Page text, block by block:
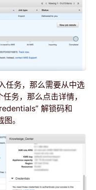
任务，那么需要从中选
务，那么点击详情，
解锁码和
。